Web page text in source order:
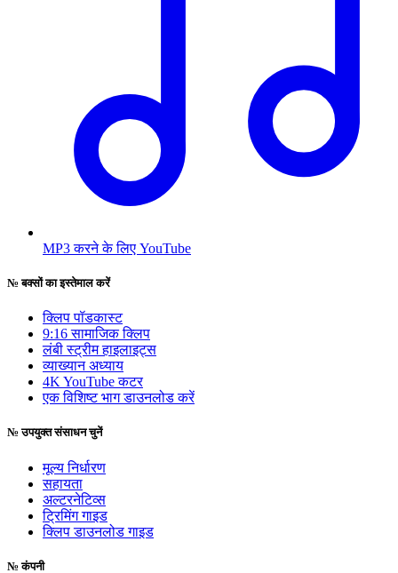
MP3 करने के लिए YouTube
№ बक्सों का इस्तेमाल करें
क्लिप पॉडकास्ट
9:16 सामाजिक क्लिप
लंबी स्ट्रीम हाइलाइट्स
व्याख्यान अध्याय
4K YouTube कटर
एक विशिष्ट भाग डाउनलोड करें
№ उपयुक्त संसाधन चुनें
मूल्य निर्धारण
सहायता
अल्टरनेटिव्स
ट्रिमिंग गाइड
क्लिप डाउनलोड गाइड
№ कंपनी